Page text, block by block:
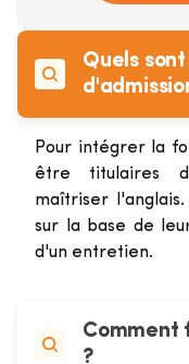
Quels
Pour intégrer la
être titulaires
maîtriser
sur la base de
d'un entretien.
Comment
?